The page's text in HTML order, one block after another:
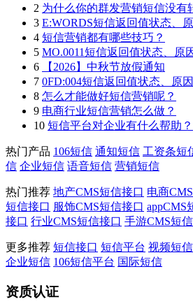
2 为什么你的群发营销短信没有
3 E:WORDS短信返回值状态、
4 短信营销都有哪些技巧？
5 MO.0011短信返回值状态、原
6
【2026】中秋节放假通知
7 0FD:004短信返回值状态、原
8 怎么才能做好短信营销呢？
9 电商行业短信营销怎么做？
10 短信平台对企业有什么帮助？
热门产品 106短信 通知短信 工资条短
信 企业短信 语音短信 营销短信
热门推荐 地产CMS短信接口 电商
短信接口 服饰CMS短信接口 appCMS
接口 行业CMS短信接口 手游CMS短
更多推荐 短信接口 短信平台 视频短信
企业短信 106短信平台 国际短信
资质认证